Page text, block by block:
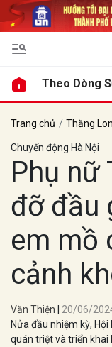
Theo Dòng
Trang chủ Thăng
Chuyển động Hà Nội
Phụ nữ
đỡ đầu
em mồ
cảnh
Văn Thiện
20/06/
Nửa đầu nhiệm kỳ,
quán triệt và triển khai
luận